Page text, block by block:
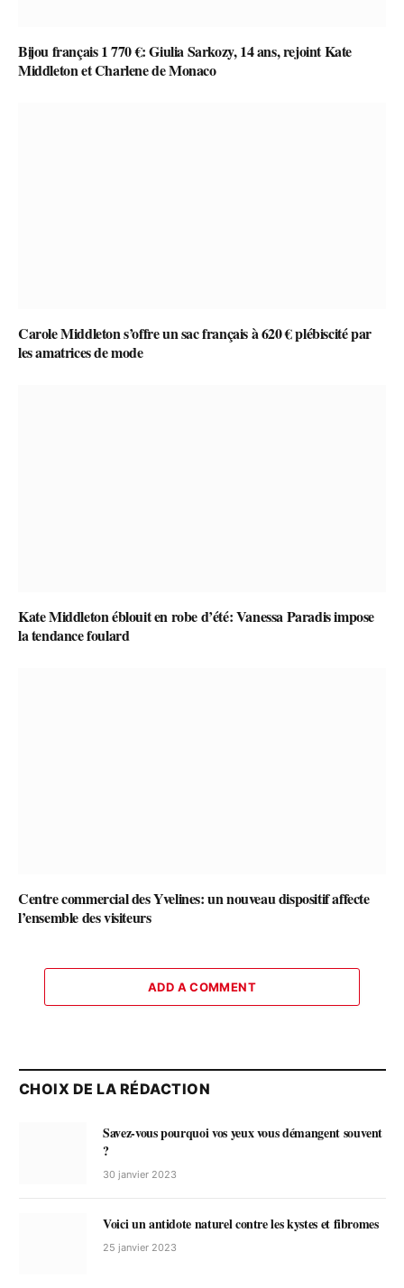
Bijou français 1 770 €: Giulia Sarkozy, 14 ans, rejoint Kate
Middleton et Charlene de Monaco
Carole Middleton s’offre un sac français à 620 € plébiscité par
les amatrices de mode
Kate Middleton éblouit en robe d’été: Vanessa Paradis impose
la tendance foulard
Centre commercial des Yvelines: un nouveau dispositif affecte
l’ensemble des visiteurs
ADD A COMMENT
CHOIX DE LA RÉDACTION
Savez-vous pourquoi vos yeux vous démangent souvent
?
30 janvier 2023
Voici un antidote naturel contre les kystes et fibromes
25 janvier 2023